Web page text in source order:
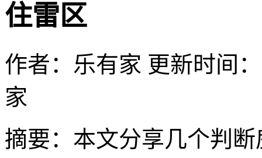
住雷区
作者：乐有家 更新时间
家
摘要： 本文分享几个判